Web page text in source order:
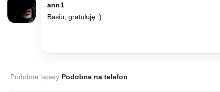
ann1
Basiu, gratuluję :)
Podobne tapety Podobne na telefon